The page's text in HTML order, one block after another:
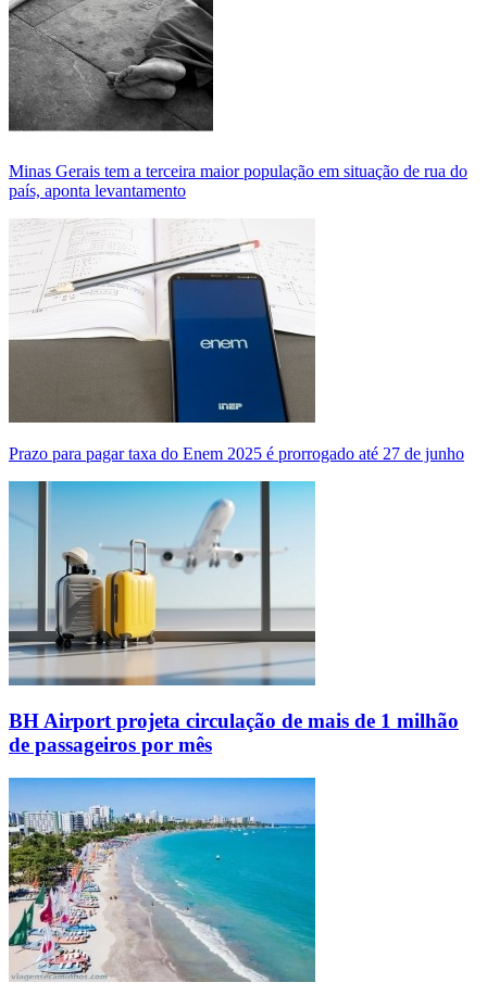
Minas Gerais tem a terceira maior população em situação de rua do
país, aponta levantamento
Prazo para pagar taxa do Enem 2025 é prorrogado até 27 de junho
BH Airport projeta circulação de mais de 1 milhão
de passageiros por mês